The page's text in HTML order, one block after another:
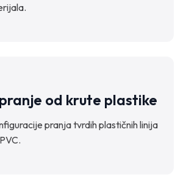
od krute plastike
pranja tvrdih plastičnih linija